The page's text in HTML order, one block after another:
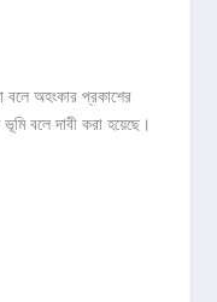
বলে অহংকার প্রকাশের
বলে দাবী করা হয়েছে।